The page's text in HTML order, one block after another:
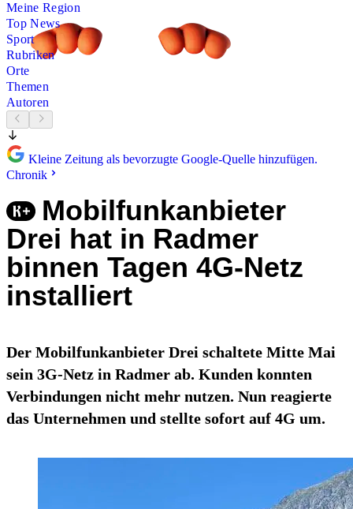
Meine Region
Top News
Sport
Rubriken
Orte
Themen
Autoren
Kleine Zeitung als bevorzugte Google-Quelle hinzufügen.
Chronik
Mobilfunkanbieter
Drei hat in Radmer
binnen Tagen 4G-Netz
installiert
Der Mobilfunkanbieter Drei schaltete Mitte Mai
sein 3G-Netz in Radmer ab. Kunden konnten
Verbindungen nicht mehr nutzen. Nun reagierte
das Unternehmen und stellte sofort auf 4G um.